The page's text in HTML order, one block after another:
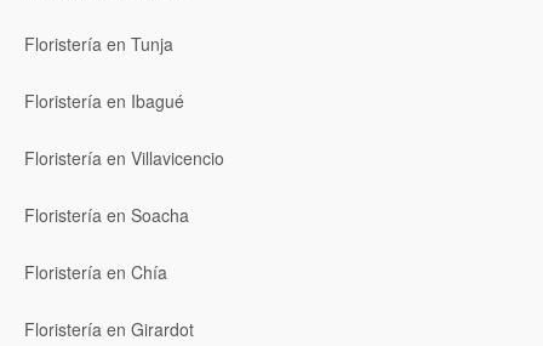
Floristería en Tunja
Floristería en Ibagué
Floristería en Villavicencio
Floristería en Soacha
Floristería en Chía
Floristería en Girardot